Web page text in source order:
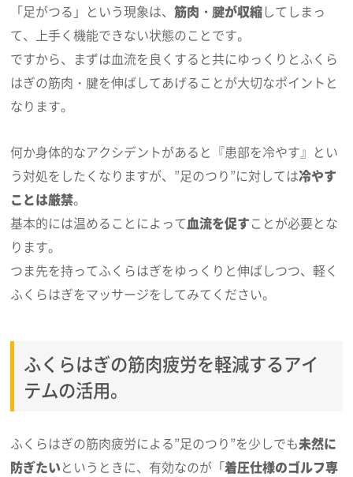
「足がつる」という現象は、筋肉・腱が収縮してしまっ
て、上手く機能できない状態のことです。
ですから、まずは血流を良くすると共にゆっくりとふくら
はぎの筋肉・腱を伸ばしてあげることが大切なポイントと
なります。
何か身体的なアクシデントがあると『患部を冷やす』とい
う対処をしたくなりますが、”足のつり”に対しては冷やす
ことは厳禁。
基本的には温めることによって血流を促すことが必要とな
ります。
つま先を持ってふくらはぎをゆっくりと伸ばしつつ、軽く
ふくらはぎをマッサージをしてみてください。
ふくらはぎの筋肉疲労を軽減するアイ
テムの活用。
ふくらはぎの筋肉疲労による”足のつり”を少しでも未然に
防ぎたいというときに、有効なのが「着圧仕様のゴルフ専